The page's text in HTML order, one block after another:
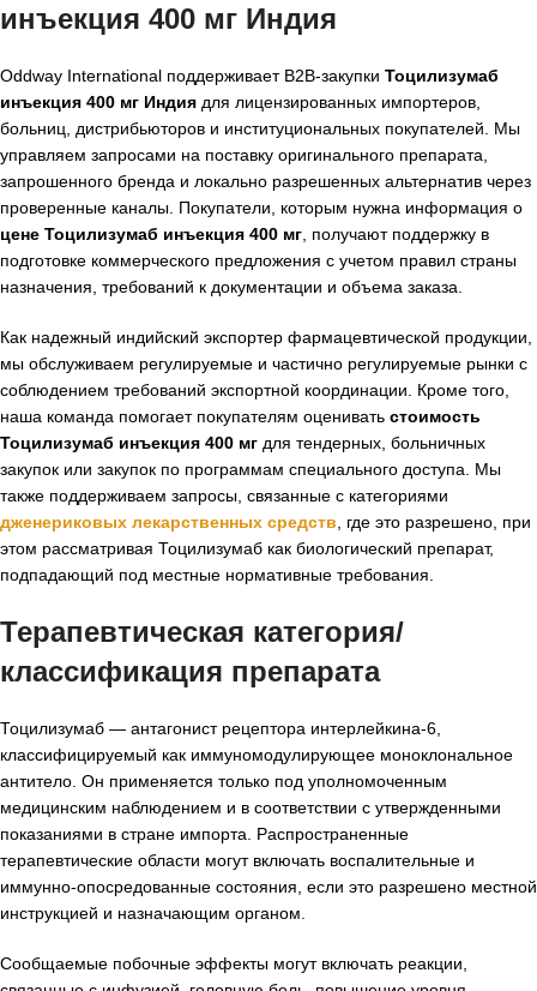
инъекция 400 мг Индия
Oddway International поддерживает B2B-закупки Тоцилизумаб
инъекция 400 мг Индия для лицензированных импортеров,
больниц, дистрибьюторов и институциональных покупателей. Мы
управляем запросами на поставку оригинального препарата,
запрошенного бренда и локально разрешенных альтернатив через
проверенные каналы. Покупатели, которым нужна информация о
цене Тоцилизумаб инъекция 400 мг , получают поддержку в
подготовке коммерческого предложения с учетом правил страны
назначения, требований к документации и объема заказа.
Как надежный индийский экспортер фармацевтической продукции,
мы обслуживаем регулируемые и частично регулируемые рынки с
соблюдением требований экспортной координации. Кроме того,
наша команда помогает покупателям оценивать стоимость
Тоцилизумаб инъекция 400 мг для тендерных, больничных
закупок или закупок по программам специального доступа. Мы
также поддерживаем запросы, связанные с категориями
дженериковых лекарственных средств , где это разрешено, при
этом рассматривая Тоцилизумаб как биологический препарат,
подпадающий под местные нормативные требования.
Терапевтическая категория/
классификация препарата
Тоцилизумаб — антагонист рецептора интерлейкина-6,
классифицируемый как иммуномодулирующее моноклональное
антитело. Он применяется только под уполномоченным
медицинским наблюдением и в соответствии с утвержденными
показаниями в стране импорта. Распространенные
терапевтические области могут включать воспалительные и
иммунно-опосредованные состояния, если это разрешено местной
инструкцией и назначающим органом.
Сообщаемые побочные эффекты могут включать реакции,